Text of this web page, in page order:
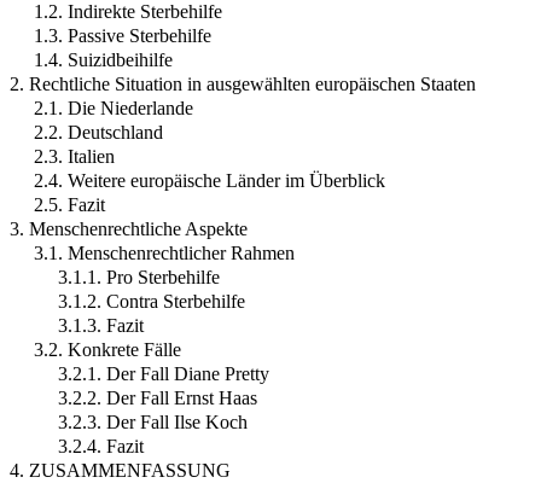
1.2. Indirekte Sterbehilfe
1.3. Passive Sterbehilfe
1.4. Suizidbeihilfe
2. Rechtliche Situation in ausgewählten europäischen Staaten
2.1. Die Niederlande
2.2. Deutschland
2.3. Italien
2.4. Weitere europäische Länder im Überblick
2.5. Fazit
3. Menschenrechtliche Aspekte
3.1. Menschenrechtlicher Rahmen
3.1.1. Pro Sterbehilfe
3.1.2. Contra Sterbehilfe
3.1.3. Fazit
3.2. Konkrete Fälle
3.2.1. Der Fall Diane Pretty
3.2.2. Der Fall Ernst Haas
3.2.3. Der Fall Ilse Koch
3.2.4. Fazit
4. ZUSAMMENFASSUNG